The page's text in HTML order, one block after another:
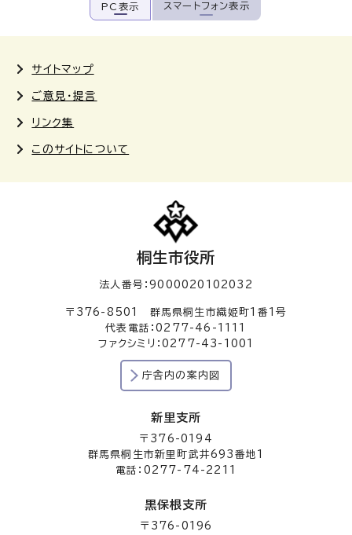
PC表示 スマートフォン表示
サイトマップ
ご意見・提言
リンク集
このサイトについて
桐生市役所
法人番号：9000020102032
〒376-8501 群馬県桐生市織姫町1番1号
代表電話：0277-46-1111
ファクシミリ：0277-43-1001
庁舎内の案内図
新里支所
〒376-0194
群馬県桐生市新里町武井693番地1
電話：0277-74-2211
黒保根支所
〒376-0196